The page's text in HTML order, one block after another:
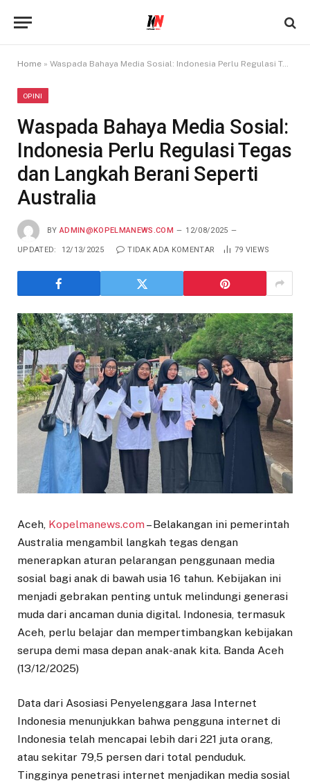
Home » Waspada Bahaya Media Sosial: Indonesia Perlu Regulasi Tegas dan Langkah Berani Seperti Australia
OPINI
Waspada Bahaya Media Sosial:
Indonesia Perlu Regulasi Tegas
dan Langkah Berani Seperti
Australia
BY ADMIN@KOPELMANEWS.COM 12/08/2025
UPDATED: 12/13/2025 TIDAK ADA KOMENTAR 79 VIEWS
Aceh, Kopelmanews.com– Belakangan ini pemerintah
Australia mengambil langkah tegas dengan
menerapkan aturan pelarangan penggunaan media
sosial bagi anak di bawah usia 16 tahun. Kebijakan ini
menjadi gebrakan penting untuk melindungi generasi
muda dari ancaman dunia digital. Indonesia, termasuk
Aceh, perlu belajar dan mempertimbangkan kebijakan
serupa demi masa depan anak-anak kita. Banda Aceh
(13/12/2025)
Data dari Asosiasi Penyelenggara Jasa Internet
Indonesia menunjukkan bahwa pengguna internet di
Indonesia telah mencapai lebih dari 221 juta orang,
atau sekitar 79,5 persen dari total penduduk.
Tingginya penetrasi internet menjadikan media sosial